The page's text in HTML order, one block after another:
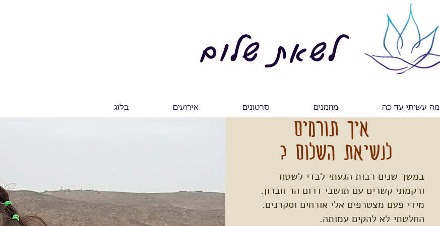
לשאת שלום
מה עשיתי עד כה מוזמנים סרטונים אירועים בלוג
איך תורמים
לנשיאת השלום ?
במשך שנים רבות הגעתי לבדי לשטח
ורקמתי קשרים עם תושבי דרום הר חברון.
מידי פעם מצטרפים אלי אורחים וסקרנים.
החלטתי לא להקים עמותה.